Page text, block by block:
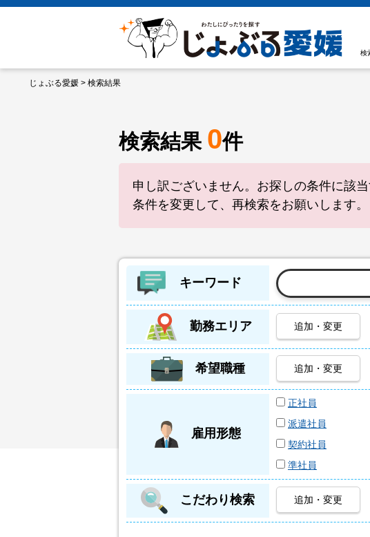
検
じょぶる愛媛 > 検索結果
検索結果 0件
申し訳ございません。お探しの条件に該
条件を変更して、再検索をお願いします。
キーワード
勤務エリア 追加・変更
希望職種 追加・変更
雇用形態
正社員
派遣社員
契約社員
準社員
こだわり検索 追加・変更